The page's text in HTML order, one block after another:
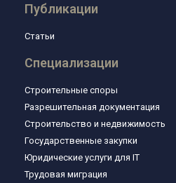
Публикации
Статьи
Специализации
Строительные споры
Разрешительная документация
Строительство и недвижимость
Государственные закупки
Юридические услуги для IT
Трудовая миграция